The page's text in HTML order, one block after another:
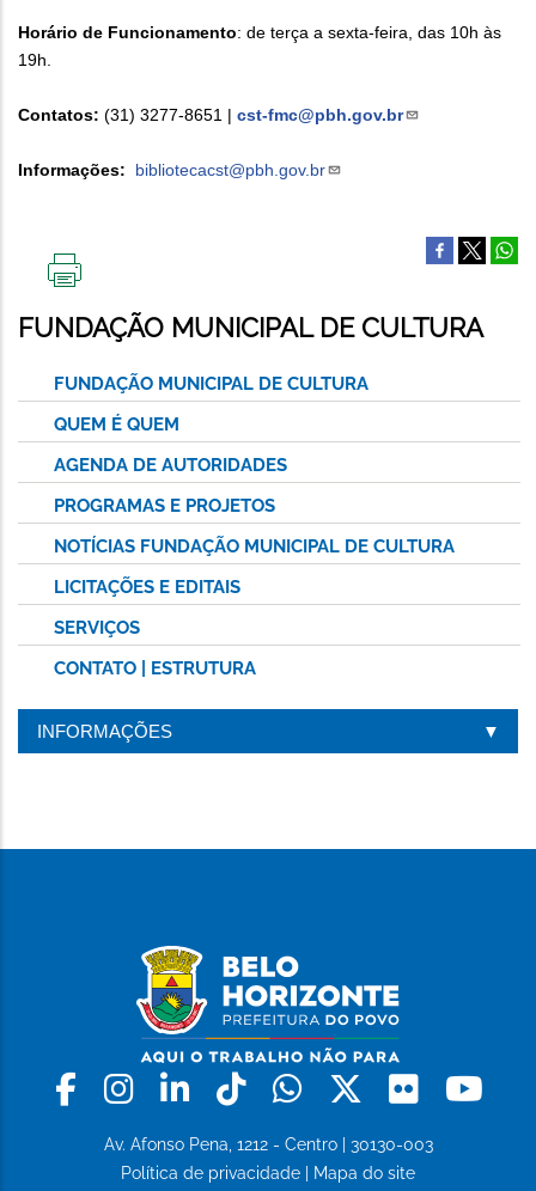
Horário de Funcionamento: de terça a sexta-feira, das 10h às
19h.
Contatos: (31) 3277-8651 | cst-fmc@pbh.gov.br
Informações: bibliotecacst@pbh.gov.br
ESTA
PÁGINA
FUNDAÇÃO MUNICIPAL DE CULTURA
FUNDAÇÃO MUNICIPAL DE CULTURA
QUEM É QUEM
AGENDA DE AUTORIDADES
PROGRAMAS E PROJETOS
NOTÍCIAS FUNDAÇÃO MUNICIPAL DE CULTURA
LICITAÇÕES E EDITAIS
SERVIÇOS
CONTATO | ESTRUTURA
INFORMAÇÕES
Facebook
Instagram
LinkedinTiktokWhatsapp
X Flickr
Av. Afonso Pena, 1212 - Centro | 30130-003
Política de privacidade
Mapa do site